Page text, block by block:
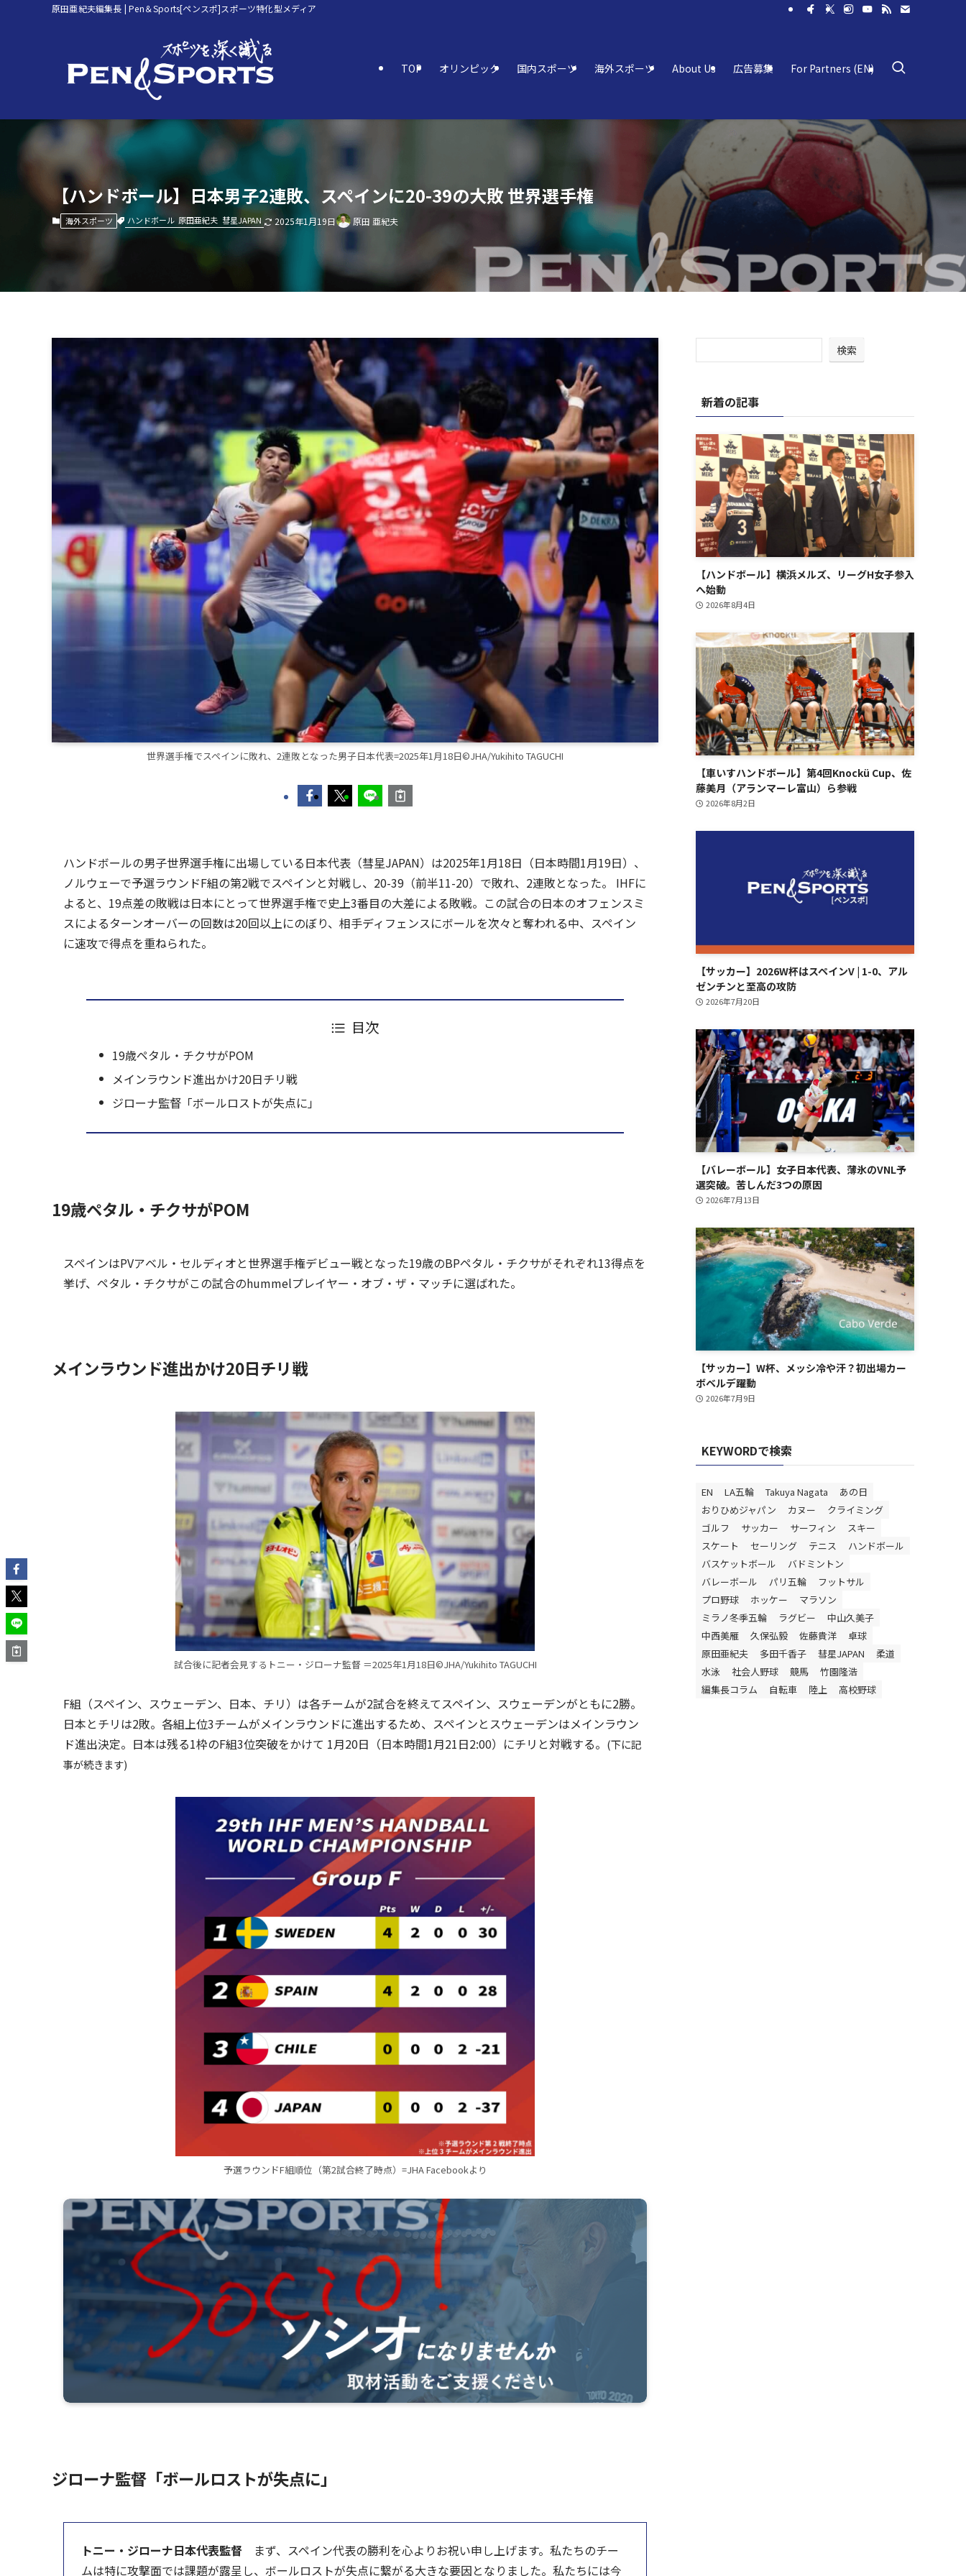
原田亜紀夫編集長 | Pen＆Sports[ペンスポ]スポーツ特化型メディア
TOP オリンピック 国内スポーツ 海外スポーツ About Us 広告募集 For Partners (EN)
【ハンドボール】日本男子2連敗、スペインに20-39の大敗 世界選手権
海外スポーツ ハンドボール 原田亜紀夫 彗星JAPAN 2025年1月19日 原田 亜紀夫
世界選手権でスペインに敗れ、2連敗となった男子日本代表=2025年1月18日©JHA/Yukihito TAGUCHI
ハンドボールの男子世界選手権に出場している日本代表（彗星JAPAN）は2025年1月18日（日本時間1月19日）、
ノルウェーで予選ラウンドF組の第2戦でスペインと対戦し、20-39（前半11-20）で敗れ、2連敗となった。 IHFに
よると、19点差の敗戦は日本にとって世界選手権で史上3番目の大差による敗戦。この試合の日本のオフェンスミ
スによるターンオーバーの回数は20回以上にのぼり、相手ディフェンスにボールを次々と奪われる中、スペイン
に速攻で得点を重ねられた。
目次
19歳ペタル・チクサがPOM
メインラウンド進出かけ20日チリ戦
ジローナ監督「ボールロストが失点に」
19歳ペタル・チクサがPOM
スペインはPVアベル・セルディオと世界選手権デビュー戦となった19歳のBPペタル・チクサがそれぞれ13得点を
挙げ、ペタル・チクサがこの試合のhummelプレイヤー・オブ・ザ・マッチに選ばれた。
メインラウンド進出かけ20日チリ戦
試合後に記者会見するトニー・ジローナ監督 ＝2025年1月18日©JHA/Yukihito TAGUCHI
F組（スペイン、スウェーデン、日本、チリ）は各チームが2試合を終えてスペイン、スウェーデンがともに2勝。
日本とチリは2敗。各組上位3チームがメインラウンドに進出するため、スペインとスウェーデンはメインラウン
ド進出決定。日本は残る1枠のF組3位突破をかけて 1月20日（日本時間1月21日2:00）にチリと対戦する。 (下に記
事が続きます)
予選ラウンドF組順位（第2試合終了時点）=JHA Facebookより
ジローナ監督「ボールロストが失点に」
トニー・ジローナ日本代表監督 まず、スペイン代表の勝利を心よりお祝い申し上げます。私たちのチー
ムは特に攻撃面では課題が露呈し、ボールロストが失点に繋がる大きな要因となりました。私たちには今
検索
新着の記事
【ハンドボール】横浜メルズ、リーグH女子参入
へ始動
2026年8月4日
【車いすハンドボール】第4回Knockü Cup、佐
藤美月（アランマーレ富山）ら参戦
2026年8月2日
【サッカー】2026W杯はスペインV | 1-0、アル
ゼンチンと至高の攻防
2026年7月20日
【バレーボール】女子日本代表、薄氷のVNL予
選突破。苦しんだ3つの原因
2026年7月13日
【サッカー】W杯、メッシ冷や汗？初出場カー
ボベルデ躍動
2026年7月9日
KEYWORDで検索
EN LA五輪 Takuya Nagata
あの日
おりひめジャパン
カヌー
クライミング
ゴルフ
サッカー サーフィン
スキー
スケート
セーリング テニス
ハンドボール
バスケットボール
バドミントン
バレーボール
パリ五輪
フットサル
プロ野球
ホッケー
マラソン
ミラノ冬季五輪
ラグビー
中山久美子
中西美雁
久保弘毅 佐藤貴洋
卓球
原田亜紀夫
多田千香子 彗星JAPAN
柔道
水泳
社会人野球 競馬
竹園隆浩
編集長コラム
自転車 陸上 高校野球